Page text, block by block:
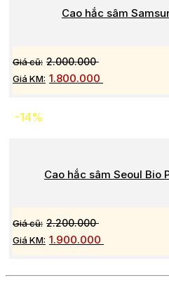
Cao hắc sâm
2.000.000
1.800.000
-14%
Cao hắc sâm Seoul Bio
2.200.000
1.900.000